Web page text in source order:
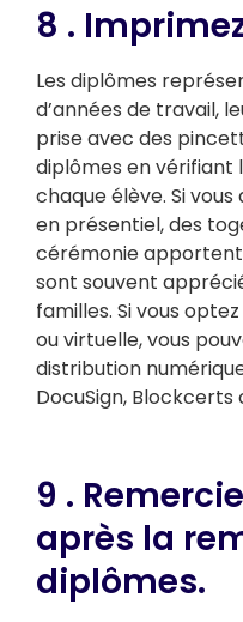
8 .
Les diplômes
d’années de travail,
prise avec des
diplômes en vérifiant
chaque élève. Si vous
en présentiel, des
cérémonie
sont souvent
familles. Si vous
ou virtuelle, vous
distribution
DocuSign, Blockcerts
9 .
après la
diplômes.